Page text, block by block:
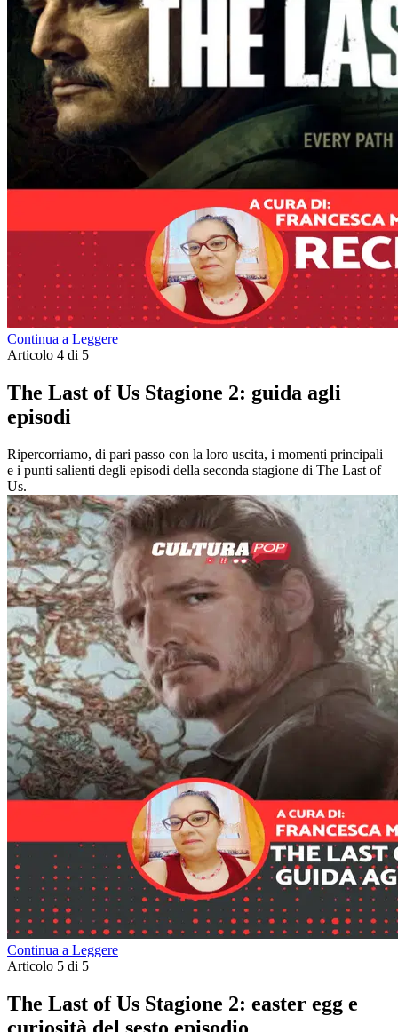
Continua a Leggere
Articolo 4 di 5
The Last of Us Stagione 2: guida agli
episodi
Ripercorriamo, di pari passo con la loro uscita, i momenti principali
e i punti salienti degli episodi della seconda stagione di The Last of
Us.
Continua a Leggere
Articolo 5 di 5
The Last of Us Stagione 2: easter egg e